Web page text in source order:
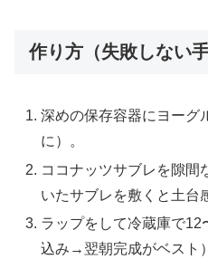
作り方（失敗しない手
深めの保存容器にヨーグ
に）。
ココナッツサブレを隙間
いたサブレを敷くと土台
ラップをして冷蔵庫で
込み→翌朝完成がベスト